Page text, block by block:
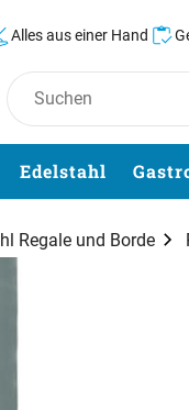
Alles aus einer Hand
Edelstahl
Regale und Borde